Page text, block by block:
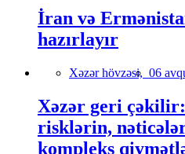
İran və
hazırlayır
Xəzər hövzəsi, 06
Xəzər geri
risklərin,
kompleks